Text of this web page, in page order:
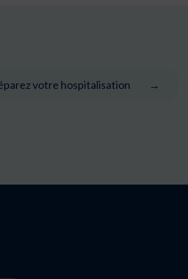
votre hospitalisation